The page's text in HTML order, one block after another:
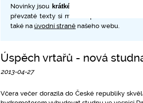
Novinky jsou krátké zprávy o naší činnosti
převzaté texty si můžete přečíst v rubrice
také na úvodní straně našeho webu.
Úspěch vrtařů - nová
2013-04-27
Včera večer dorazila do České republiky